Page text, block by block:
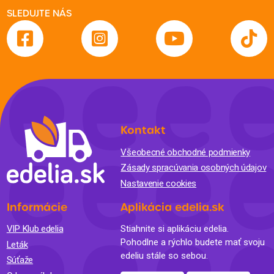
SLEDUJTE NÁS
Kontakt
Všeobecné obchodné podmienky
Zásady spracúvania osobných údajov
Nastavenie cookies
Informácie
VIP Klub edelia
Leták
Súťaže
Aplikácia edelia.sk
Stiahnite si aplikáciu edelia.
Pohodlne a rýchlo budete mať svoju
edeliu stále so sebou.